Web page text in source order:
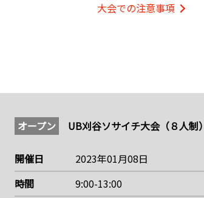
大会での注意事項
オープン UB刈谷ソサイチ大会（８人制
開催日
2023年01月08日
時間
9:00-13:00